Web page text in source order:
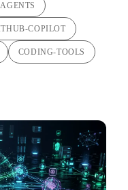
AGENTS
COPILOT
CODING-TOOLS